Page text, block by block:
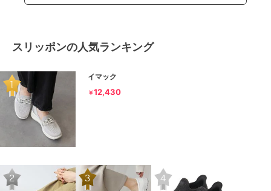
スリッポンの人気ランキング
イマック
￥12,430